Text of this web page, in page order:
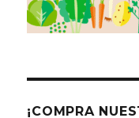
¡COMPRA